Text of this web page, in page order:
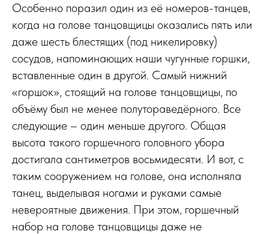
Особенно поразил один из её номеров-танцев,
когда на голове танцовщицы оказались пять или
даже шесть блестящих (под никелировку)
сосудов, напоминающих наши чугунные горшки,
вставленные один в другой. Самый нижний
«горшок», стоящий на голове танцовщицы, по
объёму был не менее полутораведёрного. Все
следующие – один меньше другого. Общая
высота такого горшечного головного убора
достигала сантиметров восьмидесяти. И вот, с
таким сооружением на голове, она исполняла
танец, выделывая ногами и руками самые
невероятные движения. При этом, горшечный
набор на голове танцовщицы даже не